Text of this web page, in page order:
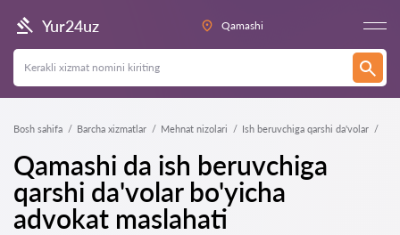
Yur24uz Qamashi
Bosh sahifa Barcha xizmatlar Mehnat nizolari Ish beruvchiga qarshi da'volar
Qamashi da ish beruvchiga
qarshi da'volar bo'yicha
advokat maslahati